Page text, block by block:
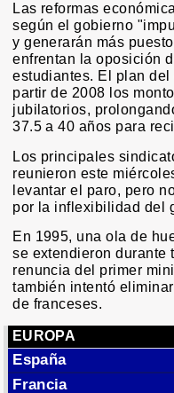
Las reformas
según el gobierno
y generarán más
enfrentan la oposición
estudiantes. El plan
partir de 2008 los
jubilatorios,
37.5 a 40 años para
Los principales
reunieron este
levantar el paro, pero
por la inflexibilidad del
En 1995, una ola de
se extendieron durante
renuncia del primer
también intentó
de franceses.
EUROPA
España
Francia